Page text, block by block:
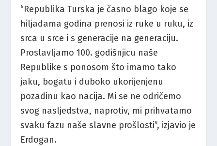
“Republika Turska je časno blago koje se
hiljadama godina prenosi iz ruke u ruku, iz
srca u srce i s generacije na generaciju.
Proslavljamo 100. godišnjicu naše
Republike s ponosom što imamo tako
jaku, bogatu i duboko ukorijenjenu
pozadinu kao nacija. Mi se ne odričemo
svog nasljedstva, naprotiv, mi prihvatamo
svaku fazu naše slavne prošlosti”, izjavio je
Erdogan.